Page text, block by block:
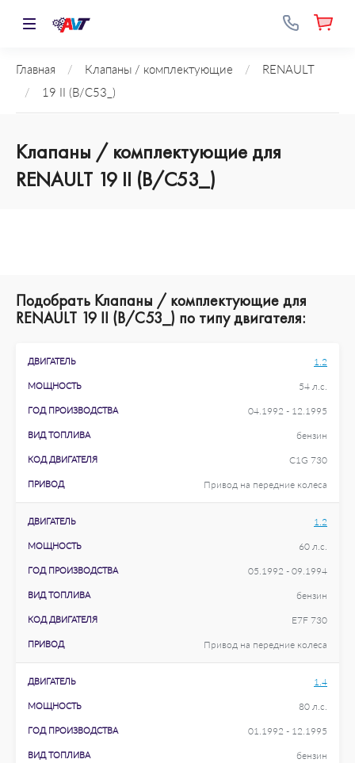
Главная / Клапаны / комплектующие /
RENAULT
/
19 II (B/C53_)
Клапаны / комплектующие для
RENAULT 19 II (B/C53_)
Подобрать Клапаны / комплектующие для
RENAULT 19 II (B/C53_) по типу двигателя:
ДВИГАТЕЛЬ 1.2
МОЩНОСТЬ 54 л.с.
ГОД ПРОИЗВОДСТВА 04.1992 - 12.1995
ВИД ТОПЛИВА бензин
КОД ДВИГАТЕЛЯ C1G 730
ПРИВОД Привод на передние колеса
ДВИГАТЕЛЬ 1.2
МОЩНОСТЬ 60 л.с.
ГОД ПРОИЗВОДСТВА 05.1992 - 09.1994
ВИД ТОПЛИВА бензин
КОД ДВИГАТЕЛЯ E7F 730
ПРИВОД Привод на передние колеса
ДВИГАТЕЛЬ 1.4
МОЩНОСТЬ 80 л.с.
ГОД ПРОИЗВОДСТВА 01.1992 - 12.1995
ВИД ТОПЛИВА бензин